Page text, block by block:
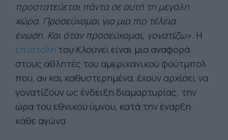
προστατεύεται πάντα σε αυτή τη μεγάλη
χώρα. Προσεύχομαι για μια πιο τέλεια
ένωση. Και όταν προσεύχομαι, γονατίζω». Η
επιστολή του Κλούνεϊ είναι μια αναφορά
στους αθλητές του αμερικανικού φούτμπολ
που, αν και καθυστερημένα, έχουν αρχίσει να
γονατίζουν ως ένδειξη διαμαρτυρίας. την
ώρα του εθνικού ύμνου, κατά την έναρξη
κάθε αγώνα.